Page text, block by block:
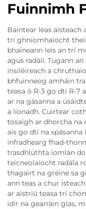
Fuinnimh
Baintear leas aisteach
trí ghníomhaíocht
bhaineann leis an trí
agus radáil. Tugann
insiléireach a
bhfuinneog amháin
teasa ó R-3 go dtí R-7
ar na gásanna a
a líonadh. Cuirtear
tosaigh ar dhorcha na
ais go dtí na spásanna
infradhearg fhad-
trasdhlúthta iomlán
teicneolaíocht radála
thagairt na gréine sa
ann teas a chur
ar aistriú teasa trí
idir na gearráin glas,